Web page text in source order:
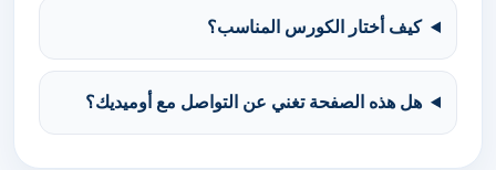
كيف أختار الكورس المناسب؟
هل هذه الصفحة تغني عن التواصل مع أوميديك؟